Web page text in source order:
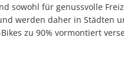
sowohl für genussvolle
werden daher in Städten
zu 90% vormontiert